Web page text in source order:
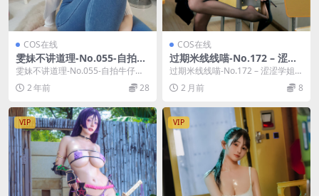
COS在线
雯妹不讲道理-No.055-自拍牛
仔裤 [28P]
雯妹不讲道理-No.055-自拍牛仔裤
[28P]，雯妹不讲道理在线作品导
航：雯...
2 年前 28
COS在线
过期米线线喵-No.172 – 涩涩
学姐 [37P]
过期米线线喵-No.172 – 涩涩学姐
[37P]，过期米线线喵在线作品导
航：...2 月前 8
VIP VIP